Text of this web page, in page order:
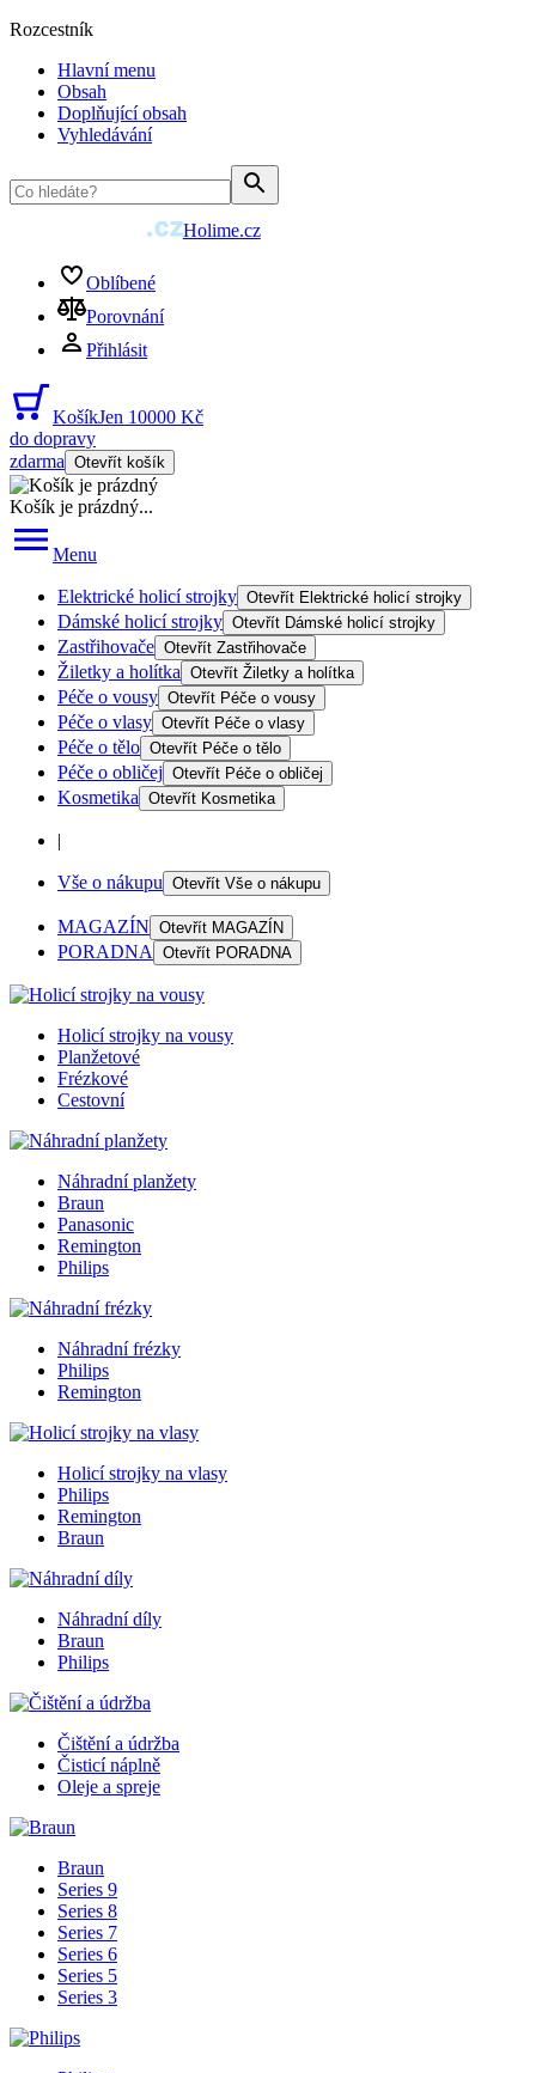
Rozcestník
Hlavní menu
Obsah
Doplňující obsah
Vyhledávání
Holime.cz
Oblíbené
Porovnání
Přihlásit
KošíkJen 10000 Kč
do dopravy
zdarma Otevřít košík
Košík je prázdný...
Menu
Elektrické holicí strojky Otevřít Elektrické holicí strojky
Dámské holicí strojky Otevřít Dámské holicí strojky
Zastřihovače Otevřít Zastřihovače
Žiletky a holítka Otevřít Žiletky a holítka
Péče o vousy Otevřít Péče o vousy
Péče o vlasy Otevřít Péče o vlasy
Péče o tělo Otevřít Péče o tělo
Péče o obličej Otevřít Péče o obličej
Kosmetika Otevřít Kosmetika
|
Vše o nákupu Otevřít Vše o nákupu
MAGAZÍN Otevřít MAGAZÍN
PORADNA Otevřít PORADNA
Holicí strojky na vousy
Planžetové
Frézkové
Cestovní
Náhradní planžety
Braun
Panasonic
Remington
Philips
Náhradní frézky
Philips
Remington
Holicí strojky na vlasy
Philips
Remington
Braun
Náhradní díly
Braun
Philips
Čištění a údržba
Čisticí náplně
Oleje a spreje
Braun
Series 9
Series 8
Series 7
Series 6
Series 5
Series 3